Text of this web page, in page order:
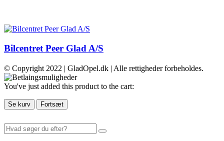
Bilcentret Peer Glad A/S
© Copyright 2022 | GladOpel.dk | Alle rettigheder forbeholdes.
You've just added this product to the cart:
Se kurv Fortsæt